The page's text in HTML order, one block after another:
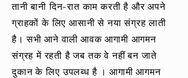
तानी बानी दिन-रात काम करती है और अपने
ग्राहकों के लिए आसानी से नया संग्रह लाती
है। सभी आने वाली आवक आगामी आगमन
संग्रह में रहती है जब तक वे नहीं बन जाते
दुकान के लिए उपलब्ध है । आगामी आगमन